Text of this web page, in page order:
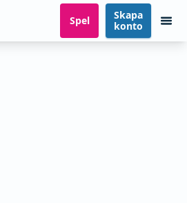
Spel
Skapa
konto